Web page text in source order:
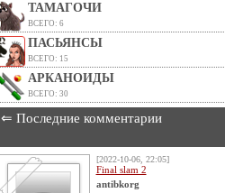
ТАМАГОЧИ
ВСЕГО: 6
ПАСЬЯНСЫ
ВСЕГО: 15
АРКАНОИДЫ
ВСЕГО: 30
⇐ Последние комментарии
[2022-10-06, 22:05]
Final slam 2
antibkorg